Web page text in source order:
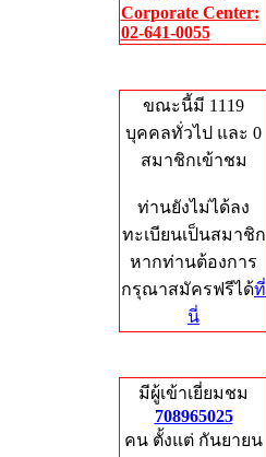
Corporate Center:
02-641-0055
ขณะนี้มี 1119
บุคคลทั่วไป และ 0
สมาชิกเข้าชม
ท่านยังไม่ได้ลง
ทะเบียนเป็นสมาชิก
หากท่านต้องการ
กรุณาสมัครฟรีได้ที่
นี่
มีผู้เข้าเยี่ยมชม
708965025
คน ตั้งแต่ กันยายน